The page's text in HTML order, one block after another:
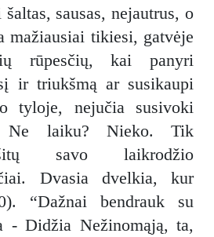
sausas, nejautrus, o
mažiausiai tikiesi, gatvėje
rūpesčių, kai panyri
ir triukšmą ar susikaupi
tyloje, nejučia susivoki
Ne laiku? Nieko. Tik
savo laikrodžio
Dvasia dvelkia, kur
“Dažnai bendrauk su
- Didžia Nežinomąją, ta,